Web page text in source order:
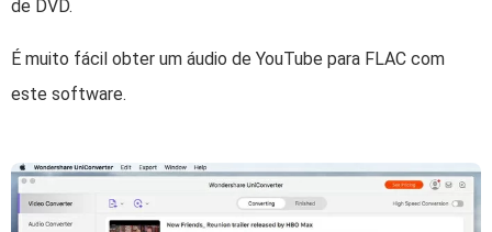
de DVD.
É muito fácil obter um áudio de YouTube para FLAC com
este software.